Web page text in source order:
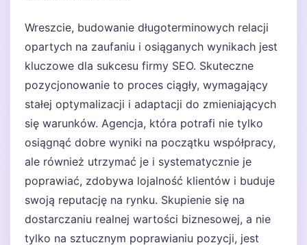
Wreszcie, budowanie długoterminowych relacji
opartych na zaufaniu i osiąganych wynikach jest
kluczowe dla sukcesu firmy SEO. Skuteczne
pozycjonowanie to proces ciągły, wymagający
stałej optymalizacji i adaptacji do zmieniających
się warunków. Agencja, która potrafi nie tylko
osiągnąć dobre wyniki na początku współpracy,
ale również utrzymać je i systematycznie je
poprawiać, zdobywa lojalność klientów i buduje
swoją reputację na rynku. Skupienie się na
dostarczaniu realnej wartości biznesowej, a nie
tylko na sztucznym poprawianiu pozycji, jest